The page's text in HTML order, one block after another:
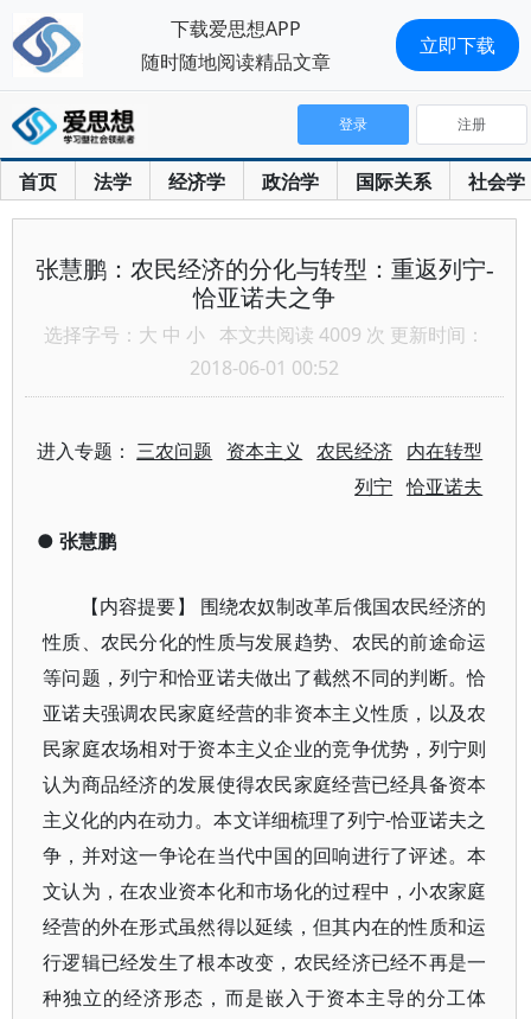
首页 法学 经济学 政治学 国际关系 社会学
登录 注册
张慧鹏：农民经济的分化与转型：重返列宁-
恰亚诺夫之争
选择字号： 大 中 小 本文共阅读 4009 次 更新时间：
2018-06-01 00:52
进入专题：三农问题 资本主义 农民经济 内在转型
列宁
恰亚诺夫
● 张慧鹏
【内容提要】 围绕农奴制改革后俄国农民经济的
性质、农民分化的性质与发展趋势、农民的前途命运
等问题，列宁和恰亚诺夫做出了截然不同的判断。恰
亚诺夫强调农民家庭经营的非资本主义性质，以及农
民家庭农场相对于资本主义企业的竞争优势，列宁则
认为商品经济的发展使得农民家庭经营已经具备资本
主义化的内在动力。本文详细梳理了列宁-恰亚诺夫之
争，并对这一争论在当代中国的回响进行了评述。本
文认为，在农业资本化和市场化的过程中，小农家庭
经营的外在形式虽然得以延续，但其内在的性质和运
行逻辑已经发生了根本改变，农民经济已经不再是一
种独立的经济形态，而是嵌入于资本主导的分工体
下载爱思想APP
随时随地阅读精品文章
立即下载